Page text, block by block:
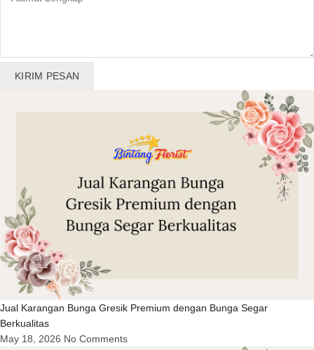
KIRIM PESAN
Jual Karangan Bunga Gresik Premium dengan Bunga Segar
Berkualitas
May 18, 2026 No Comments